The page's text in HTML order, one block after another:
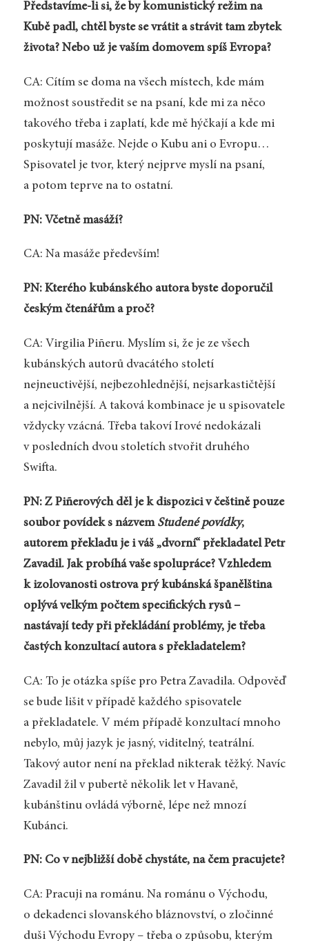
Představíme-li si, že by komunistický režim na
Kubě padl, chtěl byste se vrátit a strávit tam zbytek
života? Nebo už je vaším domovem spíš Evropa?
CA: Cítím se doma na všech místech, kde mám
možnost soustředit se na psaní, kde mi za něco
takového třeba i zaplatí, kde mě hýčkají a kde mi
poskytují masáže. Nejde o Kubu ani o Evropu…
Spisovatel je tvor, který nejprve myslí na psaní,
a potom teprve na to ostatní.
PN: Včetně masáží?
CA: Na masáže především!
PN: Kterého kubánského autora byste doporučil
českým čtenářům a proč?
CA: Virgilia Piñeru. Myslím si, že je ze všech
kubánských autorů dvacátého století
nejneuctivější, nejbezohlednější, nejsarkastičtější
a nejcivilnější. A taková kombinace je u spisovatele
vždycky vzácná. Třeba takoví Irové nedokázali
v posledních dvou stoletích stvořit druhého
Swifta.
PN: Z Piñerových děl je k dispozici v češtině pouze
soubor povídek s názvem Studené povídky,
autorem překladu je i váš „dvorní“ překladatel Petr
Zavadil. Jak probíhá vaše spolupráce? Vzhledem
k izolovanosti ostrova prý kubánská španělština
oplývá velkým počtem specifických rysů –
nastávají tedy při překládání problémy, je třeba
častých konzultací autora s překladatelem?
CA: To je otázka spíše pro Petra Zavadila. Odpověď
se bude lišit v případě každého spisovatele
a překladatele. V mém případě konzultací mnoho
nebylo, můj jazyk je jasný, viditelný, teatrální.
Takový autor není na překlad nikterak těžký. Navíc
Zavadil žil v pubertě několik let v Havaně,
kubánštinu ovládá výborně, lépe než mnozí
Kubánci.
PN: Co v nejbližší době chystáte, na čem pracujete?
CA: Pracuji na románu. Na románu o Východu,
o dekadenci slovanského bláznovství, o zločinné
duši Východu Evropy – třeba o způsobu, kterým